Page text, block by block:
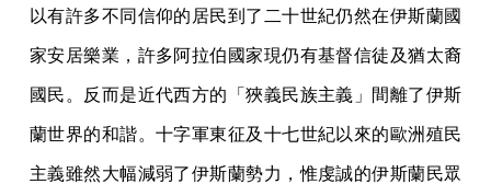
以有許多不同信仰的居民到了二十世紀仍然在伊斯蘭國
家安居樂業，許多阿拉伯國家現仍有基督信徒及猶太裔
國民。反而是近代西方的「狹義民族主義」間離了伊斯
蘭世界的和諧。十字軍東征及十七世紀以來的歐洲殖民
主義雖然大幅減弱了伊斯蘭勢力，惟虔誠的伊斯蘭民眾